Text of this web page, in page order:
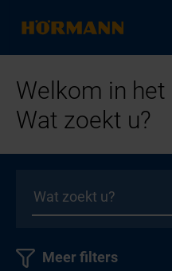
Welkom in
Wat zoekt u?
Meer filters